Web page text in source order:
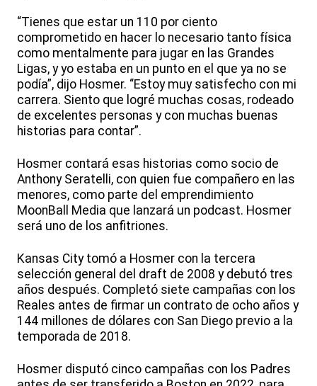
“Tienes que estar un 110 por ciento
comprometido en hacer lo necesario tanto física
como mentalmente para jugar en las Grandes
Ligas, y yo estaba en un punto en el que ya no se
podía”, dijo Hosmer. “Estoy muy satisfecho con mi
carrera. Siento que logré muchas cosas, rodeado
de excelentes personas y con muchas buenas
historias para contar”.
Hosmer contará esas historias como socio de
Anthony Seratelli, con quien fue compañero en las
menores, como parte del emprendimiento
MoonBall Media que lanzará un podcast. Hosmer
será uno de los anfitriones.
Kansas City tomó a Hosmer con la tercera
selección general del draft de 2008 y debutó tres
años después. Completó siete campañas con los
Reales antes de firmar un contrato de ocho años y
144 millones de dólares con San Diego previo a la
temporada de 2018.
Hosmer disputó cinco campañas con los Padres